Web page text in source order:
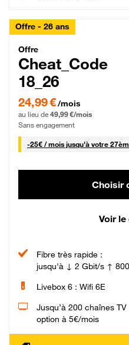
Offre - 26 ans
Cheat_Code
Offre
Cheat_Code
18_26
24,99 € par mois pendant 0 mois
24,99 €/mois
au lieu de 49,99 €/mois
Sans engagement
-25€ / mois25 € par mois
jusqu'à votre
Choisir
Voir
Fibre très rapide :
jusqu'à ↓ 2 Gbit/s ↑
Livebox 6 : Wifi 6E
Jusqu’à 200 chaînes
option à 5€/mois